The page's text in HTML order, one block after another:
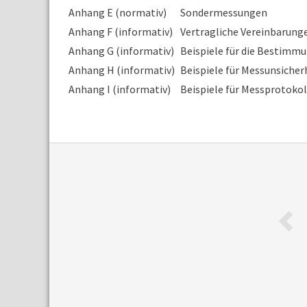
Anhang E (normativ)
Sondermessungen
Anhang F (informativ) Vertragliche
Anhang G (informativ) Beispiele für die
Anhang H (informativ) Beispiele für
Anhang I (informativ)
Beispiele für